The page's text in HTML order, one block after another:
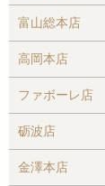
富山総本店
高岡本店
ファボーレ店
砺波店
金澤本店